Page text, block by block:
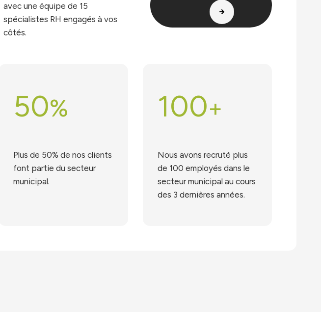
avec une équipe de 15
spécialistes RH engagés à vos
côtés.
50%
Plus de 50% de nos clients
font partie du secteur
municipal.
100+
Nous avons recruté plus
de 100 employés dans le
secteur municipal au cours
des 3 dernières années.